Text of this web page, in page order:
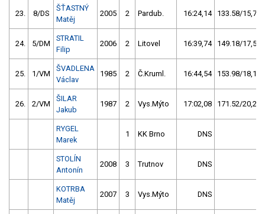
23. 8/DS
ŠŤASTNÝ
Matěj
2005 2 Pardub. 16:24,14 133.58/15,7
24. 5/DM
STRATIL
Filip
2006 2 Litovel 16:39,74 149.18/17,5
25. 1/VM
ŠVADLENA
Václav
1985 2 Č.Kruml. 16:44,54 153.98/18,1
26. 2/VM
ŠILAR
Jakub
1987 2 Vys.Mýto 17:02,08 171.52/20,2
RYGEL
Marek
1 KK Brno DNS
STOLÍN
Antonín
2008 3 Trutnov DNS
KOTRBA
Matěj
2007 3 Vys.Mýto DNS